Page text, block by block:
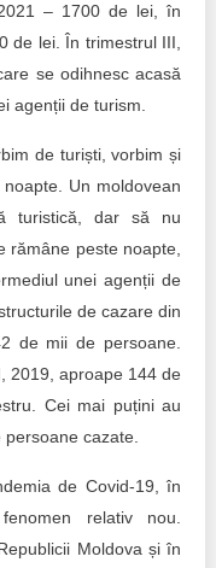
– 1700 de lei, în
de lei. În trimestrul III,
se odihnesc acasă
agenții de turism.
de turiști, vorbim și
Un moldovean
turistică, dar să nu
rămâne peste noapte,
unei agenții de
de cazare din
de mii de persoane.
2019, aproape 144 de
Cei mai puțini au
cazate.
de Covid-19, în
relativ nou.
Moldova și în